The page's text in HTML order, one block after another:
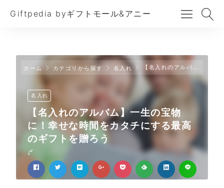
Giftpedia byギフトモール&アニー
ホーム カテゴリから探す 名入れ 【名入れのアルバム】一生の宝物に！幸せな時間をカタチにする最高のギフトを贈ろう
名入れ
【名入れのアルバム】一生の宝物
に！幸せな時間をカタチにする最高
のギフトを贈ろう